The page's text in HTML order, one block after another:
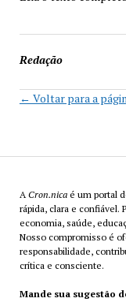
A Cron.nica é um portal
rápida, clara e confiável.
economia, saúde,
Nosso compromisso é
responsabilidade,
crítica e consciente.
Mande sua sugestão
Redação
← Voltar para a